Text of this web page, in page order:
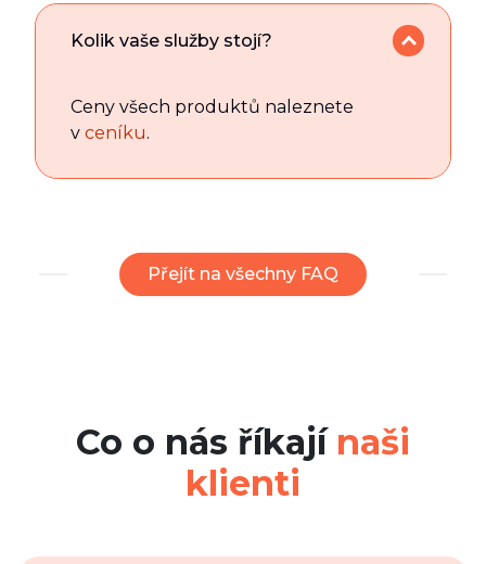
Kolik vaše služby stojí?
Ceny všech produktů naleznete
v ceníku.
Přejít na všechny FAQ
Co o nás říkají naši
klienti